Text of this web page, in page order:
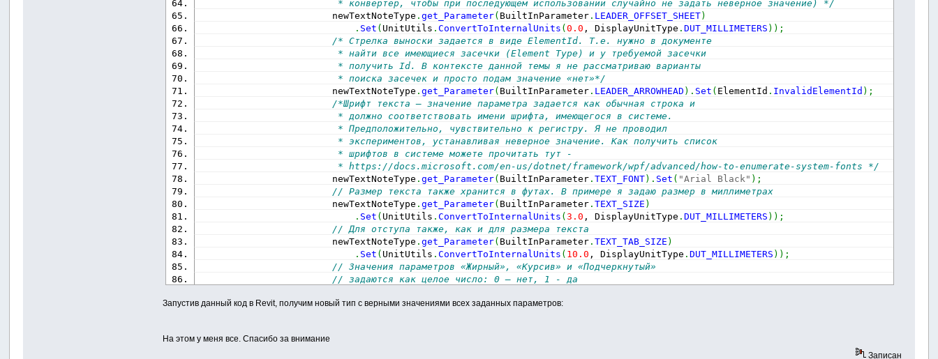
* конвертер, чтобы при последующем использовании случайно не задать неверное значение) */
newTextNoteType .get_Parameter( BuiltInParameter . LEADER_OFFSET_SHEET)
. Set ( UnitUtils .ConvertToInternalUnits (0.0 , DisplayUnitType .DUT_MILLIMETERS ) ) ;
/* Стрелка выноски задается в виде ElementId. Т.е. нужно в документе
* найти все имеющиеся засечки (Element Type) и у требуемой засечки
* получить Id. В контексте данной темы я не рассматриваю варианты
* поиска засечек и просто подам значение «нет»*/
newTextNoteType .get_Parameter( BuiltInParameter . LEADER_ARROWHEAD ) . Set ( ElementId . InvalidElementId ) ;
/*Шрифт текста – значение параметра задается как обычная строка и
* должно соответствовать имени шрифта, имеющегося в системе.
* Предположительно, чувствительно к регистру. Я не проводил
* экспериментов, устанавливая неверное значение. Как получить список
* шрифтов в системе можете прочитать тут -
* https://docs.microsoft.com/en-us/dotnet/framework/wpf/advanced/how-to-enumerate-system-fonts */
newTextNoteType .get_Parameter( BuiltInParameter .TEXT_FONT) . Set ( "Arial Black" ) ;
// Размер текста также хранится в футах. В примере я задаю размер в миллиметрах
newTextNoteType .get_Parameter( BuiltInParameter .TEXT_SIZE )
. Set ( UnitUtils .ConvertToInternalUnits (3.0 , DisplayUnitType .DUT_MILLIMETERS ) ) ;
// Для отступа также, как и для размера текста
newTextNoteType .get_Parameter( BuiltInParameter .TEXT_TAB_SIZE )
. Set ( UnitUtils .ConvertToInternalUnits ( 10.0 , DisplayUnitType .DUT_MILLIMETERS ) ) ;
// Значения параметров «Жирный», «Курсив» и «Подчеркнутый»
// задаются как целое число: 0 – нет, 1 - да
newTextNoteType.get_Parameter(BuiltInParameter
Запустив данный код в Revit, получим новый тип с верными значениями всех заданных параметров:
На этом у меня все. Спасибо за внимание
Записан